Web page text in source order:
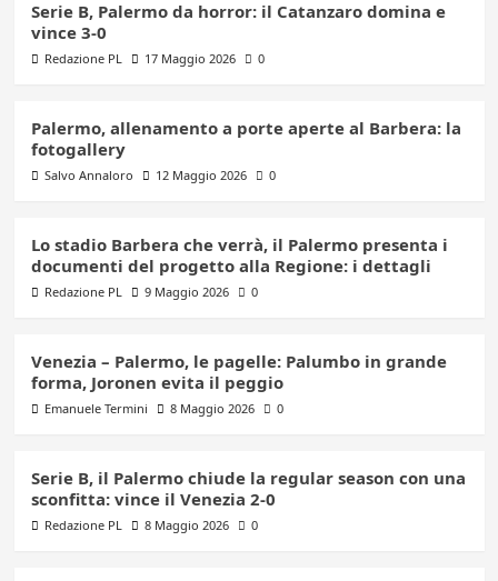
Serie B, Palermo da horror: il Catanzaro domina e
vince 3-0
Redazione PL 17 Maggio 2026 0
Palermo, allenamento a porte aperte al Barbera: la
fotogallery
Salvo Annaloro 12 Maggio 2026 0
Lo stadio Barbera che verrà, il Palermo presenta i
documenti del progetto alla Regione: i dettagli
Redazione PL 9 Maggio 2026 0
Venezia – Palermo, le pagelle: Palumbo in grande
forma, Joronen evita il peggio
Emanuele Termini 8 Maggio 2026 0
Serie B, il Palermo chiude la regular season con una
sconfitta: vince il Venezia 2-0
Redazione PL 8 Maggio 2026 0